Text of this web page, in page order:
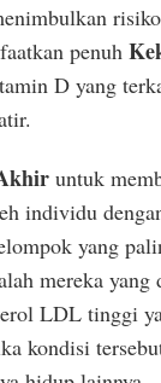
penuh
D yang
untuk
individu
yang
mereka yang
LDL tinggi
kondisi